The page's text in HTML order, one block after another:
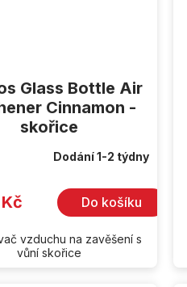
Glass Bottle Air
Cinnamon -
skořice
Dodání 1-2 týdny
Do košíku
vzduchu na zavěšení s
vůní skořice